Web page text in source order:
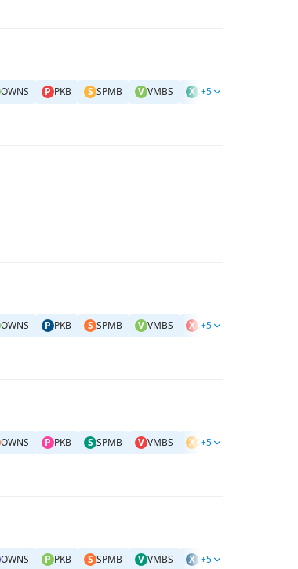
OWNS P PKB S SPMB V VMBS X XHB
+5
OWNS P PKB S SPMB V VMBS X XHB
+5
OWNS P PKB S SPMB V VMBS X XHB
+5
OWNS P PKB S SPMB V VMBS X XHB
+5